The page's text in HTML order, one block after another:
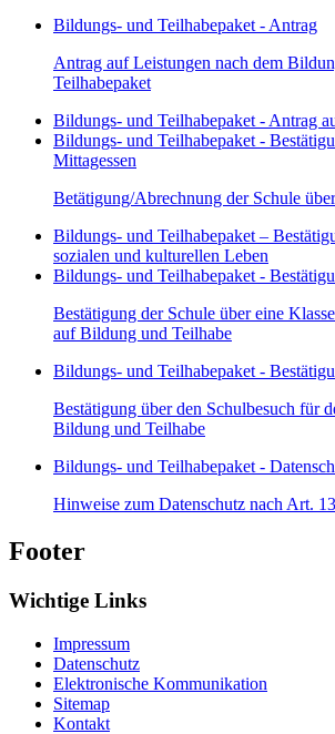
Bildungs- und Teilhabepaket - Antrag
Antrag auf Leistungen nach dem
Teilhabepaket
Bildungs- und Teilhabepaket - Antrag
Bildungs- und Teilhabepaket -
Mittagessen
Betätigung/Abrechnung der Schule
Bildungs- und Teilhabepaket –
sozialen und kulturellen Leben
Bildungs- und Teilhabepaket -
Bestätigung der Schule über eine
auf Bildung und Teilhabe
Bildungs- und Teilhabepaket -
Bestätigung über den Schulbesuch für
Bildung und Teilhabe
Bildungs- und Teilhabepaket -
Hinweise zum Datenschutz nach Art.
Footer
Wichtige Links
Impressum
Datenschutz
Elektronische Kommunikation
Sitemap
Kontakt